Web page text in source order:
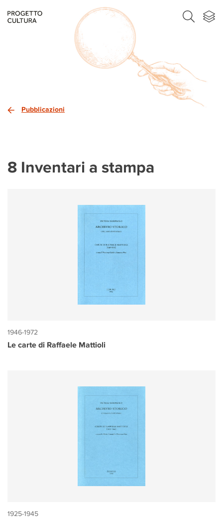
Pubblicazioni
8 Inventari a stampa
1946-1972
Le carte di Raffaele Mattioli
1925-1945